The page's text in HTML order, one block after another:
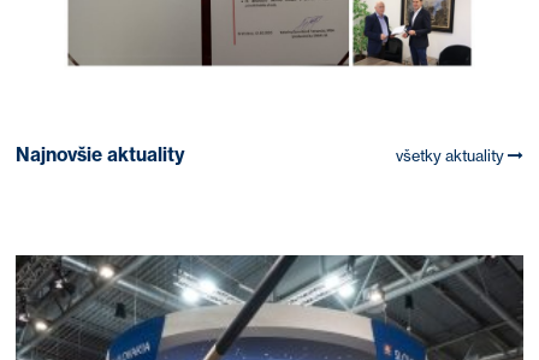
Najnovšie aktuality všetky aktuality